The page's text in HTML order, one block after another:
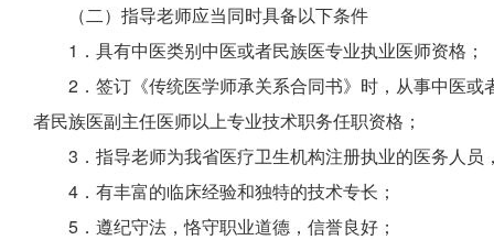
（二）指导老师应当同时具备以下条件
1．具有中医类别中医或者民族医专业执业医师资格；
2． 签订《传统医学师承关系合同书》时，从事中医
者民族医副主任医师以上专业技术职务任职资格；
3．指导老师为我省医疗卫生机构注册执业的医务人
4．有丰富的临床经验和独特的技术专长；
5．遵纪守法，恪守职业道德，信誉良好；